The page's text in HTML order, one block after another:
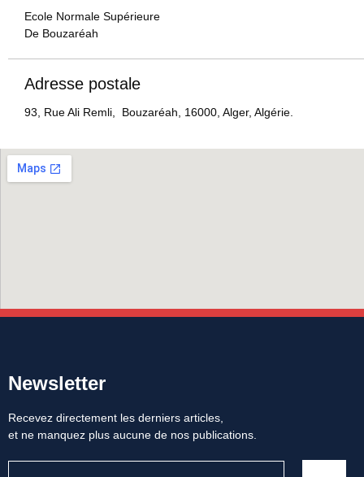
Ecole Normale Supérieure
De Bouzaréah
Adresse postale
93, Rue Ali Remli, Bouzaréah, 16000, Alger, Algérie.
Newsletter
Recevez directement les derniers articles,
et ne manquez plus aucune de nos publications.